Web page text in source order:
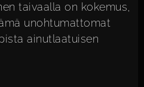
taivaalla on kokemus,
unohtumattomat
ainutlaatuisen